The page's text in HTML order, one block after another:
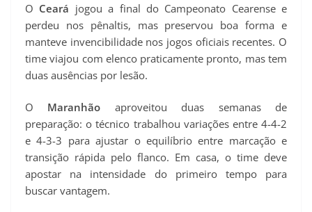
O Ceará jogou a final do Campeonato Cearense e
perdeu nos pênaltis, mas preservou boa forma e
manteve invencibilidade nos jogos oficiais recentes. O
time viajou com elenco praticamente pronto, mas tem
duas ausências por lesão.
O Maranhão aproveitou duas semanas de
preparação: o técnico trabalhou variações entre 4-4-2
e 4-3-3 para ajustar o equilíbrio entre marcação e
transição rápida pelo flanco. Em casa, o time deve
apostar na intensidade do primeiro tempo para
buscar vantagem.